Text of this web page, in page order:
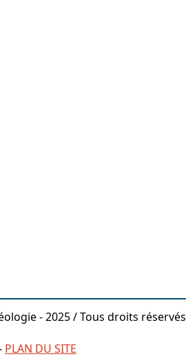
- 2025 / Tous droits réservés
PLAN DU SITE